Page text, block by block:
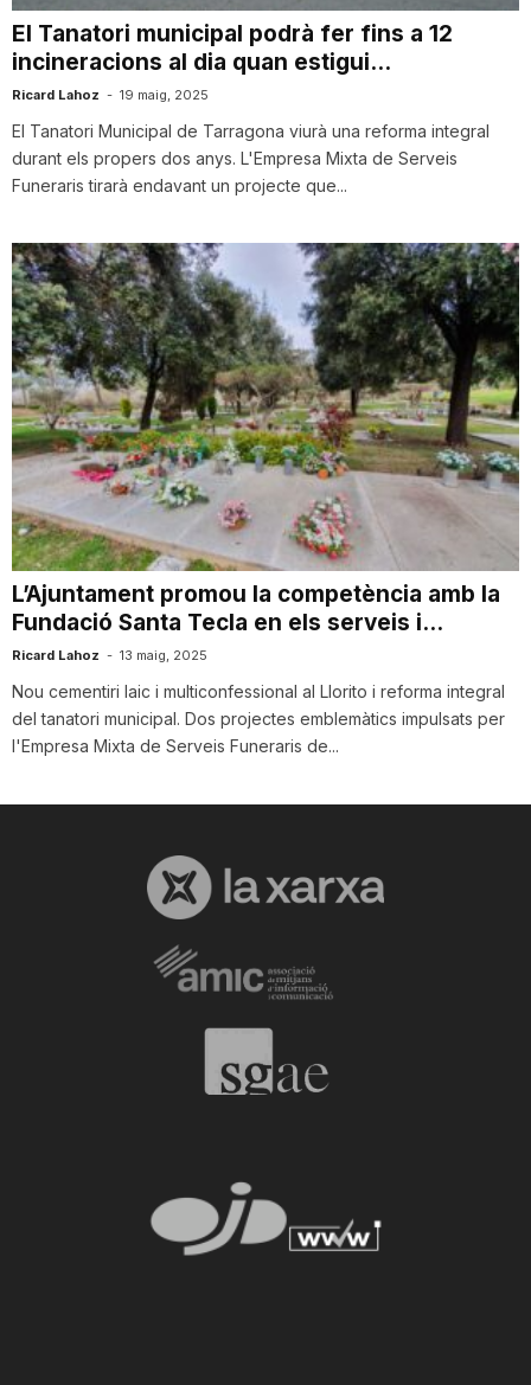
u
t
a
t
d
e
T
a
r
El Tanatori municipal podrà fer fins a 12
incineracions al dia quan estigui...
Ricard Lahoz - 19 maig, 2025
El Tanatori Municipal de Tarragona viurà una reforma integral
durant els propers dos anys. L'Empresa Mixta de Serveis
Funeraris tirarà endavant un projecte que...
L’Ajuntament promou la competència amb la
Fundació Santa Tecla en els serveis i...
Ricard Lahoz - 13 maig, 2025
Nou cementiri laic i multiconfessional al Llorito i reforma integral
del tanatori municipal. Dos projectes emblemàtics impulsats per
l'Empresa Mixta de Serveis Funeraris de...